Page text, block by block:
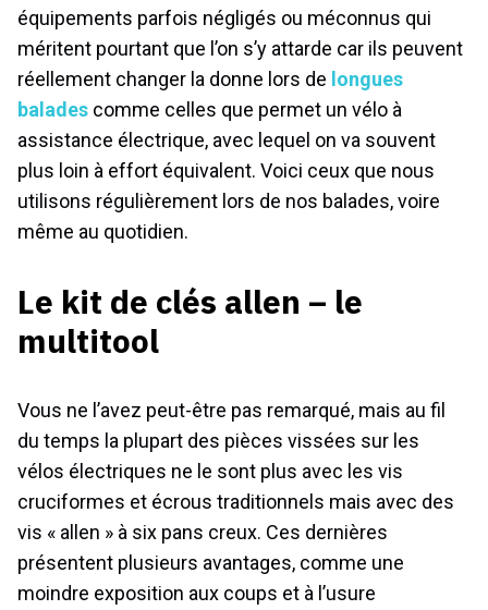
équipements parfois négligés ou méconnus qui
méritent pourtant que l’on s’y attarde car ils peuvent
réellement changer la donne lors de longues
balades comme celles que permet un vélo à
assistance électrique, avec lequel on va souvent
plus loin à effort équivalent. Voici ceux que nous
utilisons régulièrement lors de nos balades, voire
même au quotidien.
Le kit de clés allen – le
multitool
Vous ne l’avez peut-être pas remarqué, mais au fil
du temps la plupart des pièces vissées sur les
vélos électriques ne le sont plus avec les vis
cruciformes et écrous traditionnels mais avec des
vis « allen » à six pans creux. Ces dernières
présentent plusieurs avantages, comme une
moindre exposition aux coups et à l’usure